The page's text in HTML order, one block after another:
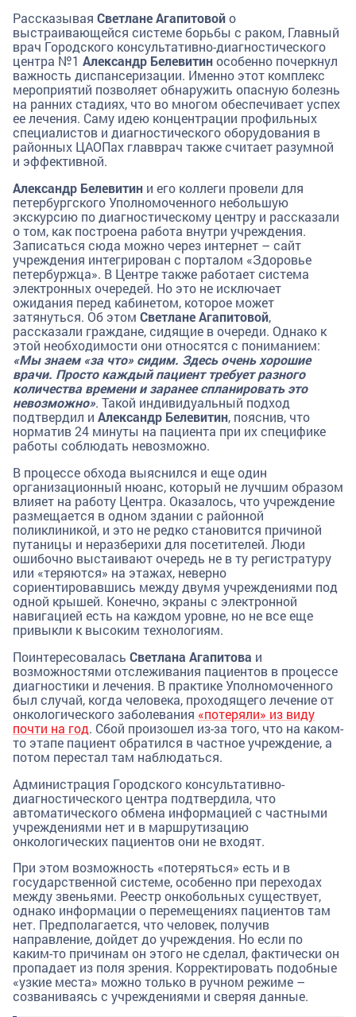
Рассказывая Светлане Агапитовойо
выстраивающейся системе борьбы с раком, Главный
врач Городского консультативно-диагностического
центра №1 Александр Белевитинособенно почеркнул
важность диспансеризации. Именно этот комплекс
мероприятий позволяет обнаружить опасную болезнь
на ранних стадиях, что во многом обеспечивает успех
ее лечения. Саму идею концентрации профильных
специалистов и диагностического оборудования в
районных ЦАОПах главврач также считает разумной
и эффективной.
Александр Белевитин и его коллеги провели для
петербургского Уполномоченного небольшую
экскурсию по диагностическому центру и рассказали
о том, как построена работа внутри учреждения.
Записаться сюда можно через интернет – сайт
учреждения интегрирован с порталом «Здоровье
петербуржца». В Центре также работает система
электронных очередей. Но это не исключает
ожидания перед кабинетом, которое может
затянуться. Об этом Светлане Агапитовой,
рассказали граждане, сидящие в очереди. Однако к
этой необходимости они относятся с пониманием:
«Мы знаем «за что» сидим. Здесь очень хорошие
врачи. Просто каждый пациент требует разного
количества времени и заранее спланировать это
невозможно». Такой индивидуальный подход
подтвердил и Александр Белевитин, пояснив, что
норматив 24 минуты на пациента при их специфике
работы соблюдать невозможно.
В процессе обхода выяснился и еще один
организационный нюанс, который не лучшим образом
влияет на работу Центра. Оказалось, что учреждение
размещается в одном здании с районной
поликлиникой, и это не редко становится причиной
путаницы и неразберихи для посетителей. Люди
ошибочно выстаивают очередь не в ту регистратуру
или «теряются» на этажах, неверно
сориентировавшись между двумя учреждениями под
одной крышей. Конечно, экраны с электронной
навигацией есть на каждом уровне, но не все еще
привыкли к высоким технологиям.
Поинтересовалась Светлана Агапитова и
возможностями отслеживания пациентов в процессе
диагностики и лечения. В практике Уполномоченного
был случай, когда человека, проходящего лечение от
онкологического заболевания«потеряли» из виду
почти на год. Сбой произошел из-за того, что на каком-
то этапе пациент обратился в частное учреждение, а
потом перестал там наблюдаться.
Администрация Городского консультативно-
диагностического центра подтвердила, что
автоматического обмена информацией с частными
учреждениями нет и в маршрутизацию
онкологических пациентов они не входят.
При этом возможность «потеряться» есть и в
государственной системе, особенно при переходах
между звеньями. Реестр онкобольных существует,
однако информации о перемещениях пациентов там
нет. Предполагается, что человек, получив
направление, дойдет до учреждения. Но если по
каким-то причинам он этого не сделал, фактически он
пропадает из поля зрения. Корректировать подобные
«узкие места» можно только в ручном режиме –
созваниваясь с учреждениями и сверяя данные.